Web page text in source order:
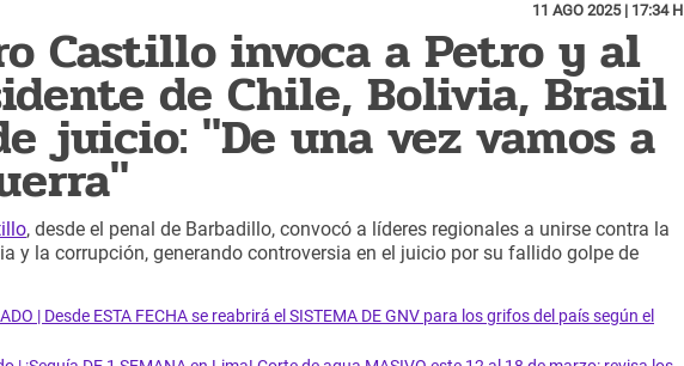
11 AGO 2025 | 17:34 H
Castillo invoca a Petro y al
de Chile, Bolivia, Brasil
juicio: "De una vez vamos a
, desde el penal de Barbadillo, convocó a líderes regionales a unirse contra la
y la corrupción, generando controversia en el juicio por su fallido golpe de
| Desde ESTA FECHA se reabrirá el SISTEMA DE GNV para los grifos del país según el